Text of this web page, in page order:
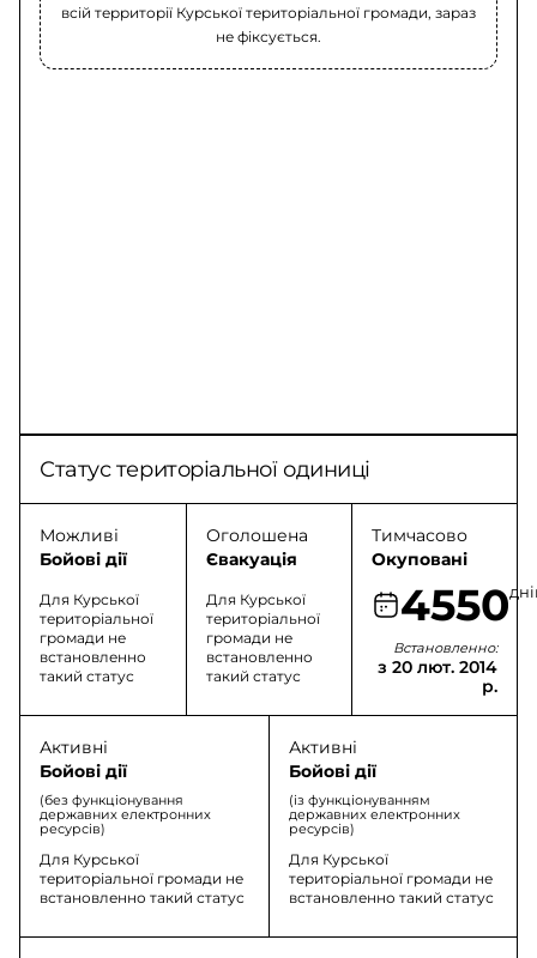
всій территорії Курської територіальної громади, зараз
не фіксується.
Статус територіальної одиниці
Можливі
Бойові дії
Для Курської
територіальної
громади не
встановленно
такий статус
Оголошена
Євакуація
Для Курської
територіальної
громади не
встановленно
такий статус
Тимчасово
Окуповані
4550
Встановленно:
з 20 лют. 2014
р.
Активні
Бойові дії
(без функціонування
державних електронних
ресурсів)
Для Курської
територіальної громади не
встановленно такий статус
Активні
Бойові дії
(із функціонуванням
державних електронних
ресурсів)
Для Курської
територіальної громади не
встановленно такий статус